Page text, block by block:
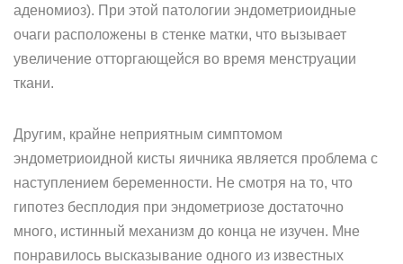
аденомиоз). При этой патологии эндометриоидные
очаги расположены в стенке матки, что вызывает
увеличение отторгающейся во время менструации
ткани.
Другим, крайне неприятным симптомом
эндометриоидной кисты яичника является проблема с
наступлением беременности. Не смотря на то, что
гипотез бесплодия при эндометриозе достаточно
много, истинный механизм до конца не изучен. Мне
понравилось высказывание одного из известных